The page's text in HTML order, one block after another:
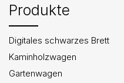
Produkte
Digitales schwarzes Brett
Kaminholzwagen
Gartenwagen